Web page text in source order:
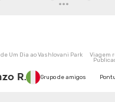
de Um Dia ao Vashlovani Park Viagem
R. Grupo de amigos